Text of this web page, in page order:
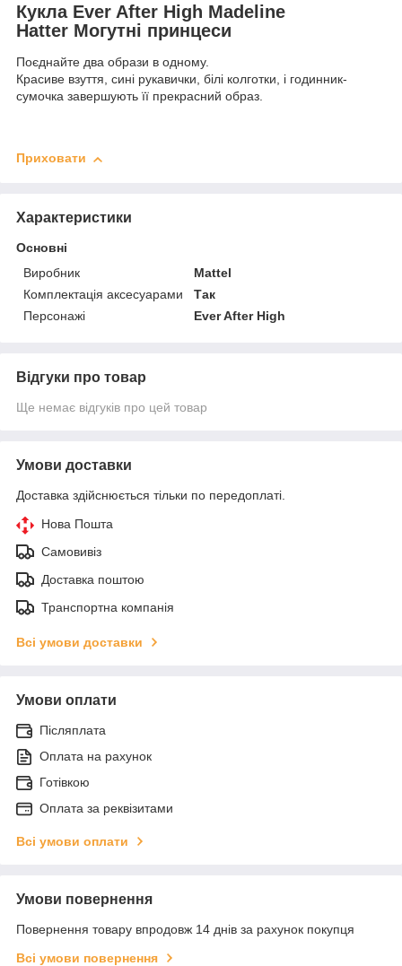
Кукла Ever After High Madeline
Hatter Могутні принцеси
Поєднайте два образи в одному.
Красиве взуття, сині рукавички, білі колготки, і годинник-
сумочка завершують її прекрасний образ.
Приховати
Характеристики
Основні
Виробник
Mattel
Комплектація аксесуарами
Так
Персонажі
Ever After High
Відгуки про товар
Ще немає відгуків про цей товар
Умови доставки
Доставка здійснюється тільки по передоплаті.
Нова Пошта
Самовивіз
Доставка поштою
Транспортна компанія
Всі умови доставки
Умови оплати
Післяплата
Оплата на рахунок
Готівкою
Оплата за реквізитами
Всі умови оплати
Умови повернення
Повернення товару впродовж 14 днів за рахунок покупця
Всі умови повернення